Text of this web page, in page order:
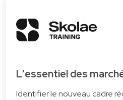
L'essentiel des
Identifier le nouveau cadre